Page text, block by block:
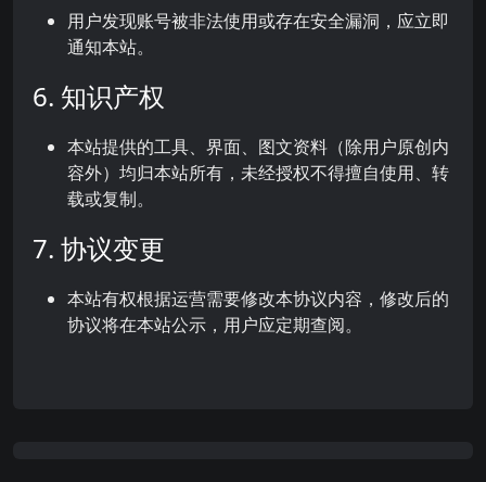
用户发现账号被非法使用或存在安全漏洞，应立即
通知本站。
6. 知识产权
本站提供的工具、界面、图文资料（除用户原创内
容外）均归本站所有，未经授权不得擅自使用、转
载或复制。
7. 协议变更
本站有权根据运营需要修改本协议内容，修改后的
协议将在本站公示，用户应定期查阅。